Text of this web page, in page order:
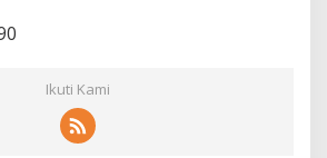
Ikuti Kami